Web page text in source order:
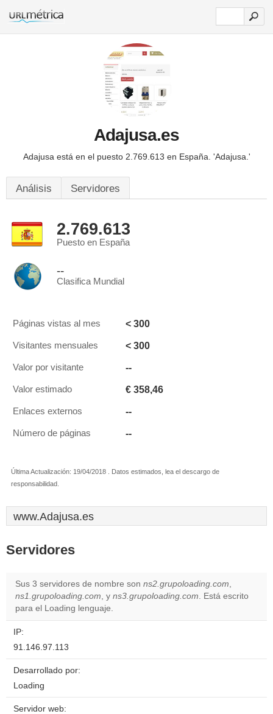
Adajusa.es
Adajusa está en el puesto 2.769.613 en España. 'Adajusa.'
Análisis Servidores
2.769.613
Puesto en España
--
Clasifica Mundial
Páginas vistas al mes < 300
Visitantes mensuales < 300
Valor por visitante --
Valor estimado € 358,46
Enlaces externos --
Número de páginas --
Última Actualización: 19/04/2018 . Datos estimados, lea el descargo de
responsabilidad.
www.Adajusa.es
Servidores
Sus 3 servidores de nombre son ns2.grupoloading.com,
ns1.grupoloading.com, y ns3.grupoloading.com. Está escrito
para el Loading lenguaje.
IP:
91.146.97.113
Desarrollado por:
Loading
Servidor web: